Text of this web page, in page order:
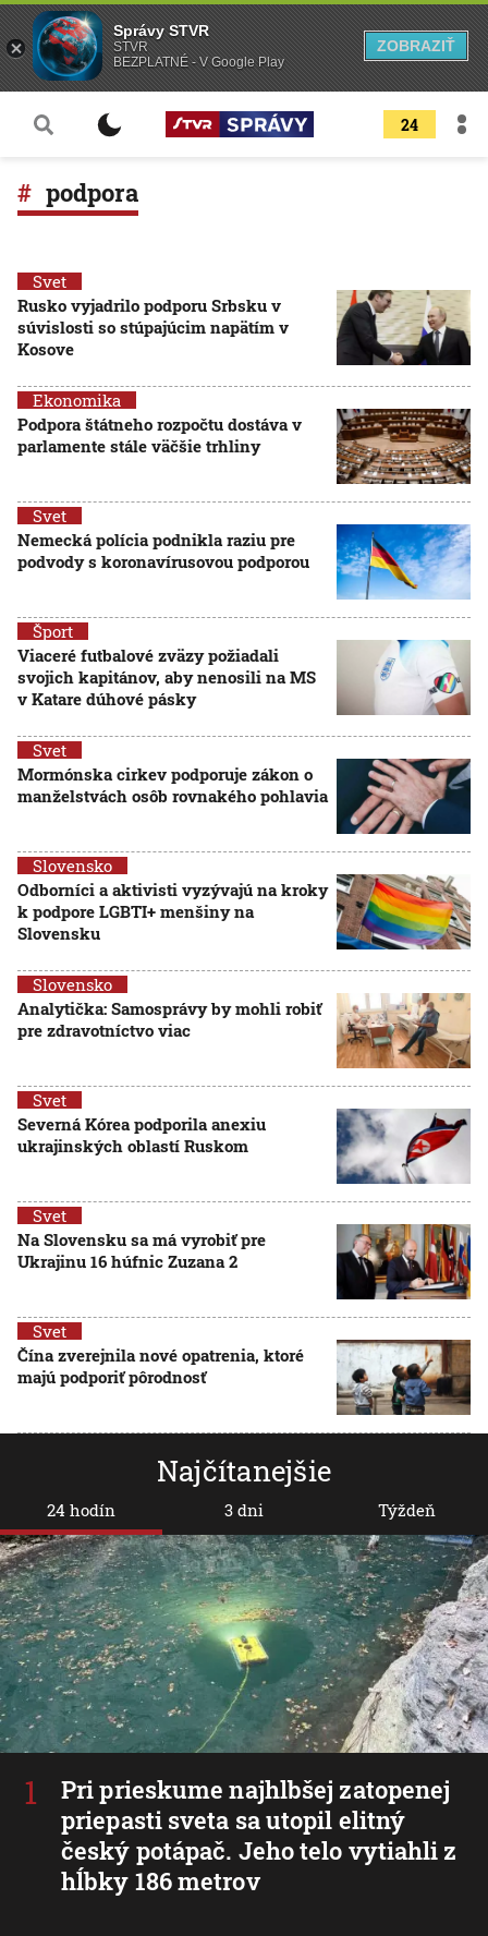
24
podpora
Svet
Rusko vyjadrilo podporu Srbsku v
súvislosti so stúpajúcim napätím v
Kosove
Ekonomika
Podpora štátneho rozpočtu dostáva v
parlamente stále väčšie trhliny
Svet
Nemecká polícia podnikla raziu pre
podvody s koronavírusovou podporou
Šport
Viaceré futbalové zväzy požiadali
svojich kapitánov, aby nenosili na MS
v Katare dúhové pásky
Svet
Mormónska cirkev podporuje zákon o
manželstvách osôb rovnakého pohlavia
Slovensko
Odborníci a aktivisti vyzývajú na kroky
k podpore LGBTI+ menšiny na
Slovensku
Slovensko
Analytička: Samosprávy by mohli robiť
pre zdravotníctvo viac
Svet
Severná Kórea podporila anexiu
ukrajinských oblastí Ruskom
Svet
Na Slovensku sa má vyrobiť pre
Ukrajinu 16 húfnic Zuzana 2
Svet
Čína zverejnila nové opatrenia, ktoré
majú podporiť pôrodnosť
Najčítanejšie
24 hodín
Pri prieskume najhlbšej zatopenej
priepasti sveta sa utopil elitný
český potápač. Jeho telo vytiahli z
hĺbky 186 metrov
3 dni Týždeň
Správy STVR
STVR
BEZPLATNÉ - V Google Play
ZOBRAZIŤ